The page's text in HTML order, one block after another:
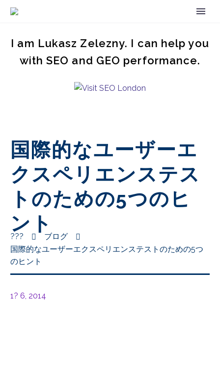
I am Lukasz Zelezny. I can help you
with SEO and GEO performance.
国際的なユーザーエ
クスペリエンステス
トのための5つのヒ
ント
???
ブログ
国際的なユーザーエクスペリエンステストのための5つ
のヒント
1? 6, 2014